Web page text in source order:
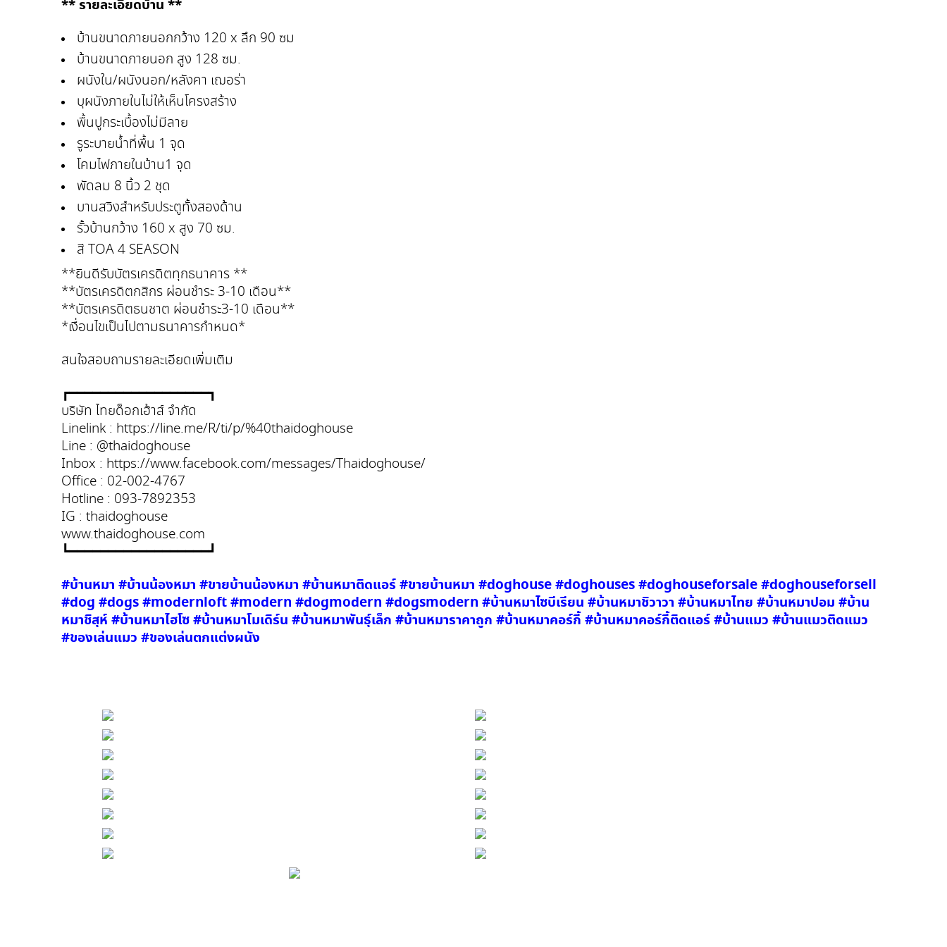
** รายละเอียดบ้าน **
บ้านขนาดภายนอกกว้าง 120 x ลึก 90 ซม
บ้านขนาดภายนอก สูง 128 ซม.
ผนังใน/ผนังนอก/หลังคา เฌอร่า
บุผนังภายในไม่ให้เห็นโครงสร้าง
พื้นปูกระเบื้องไม่มีลาย
รูระบายน้ำที่พื้น 1 จุด
โคมไฟภายในบ้าน1 จุด
พัดลม 8 นิ้ว 2 ชุด
บานสวิงสำหรับประตูทั้งสองด้าน
รั้วบ้านกว้าง 160 x สูง 70 ซม.
สี TOA 4 SEASON
**ยินดีรับบัตรเครดิตทุกธนาคาร **
**บัตรเครดิตกสิกร ผ่อนชำระ 3-10 เดือน**
**บัตรเครดิตธนชาต ผ่อนชำระ3-10 เดือน**
*เงื่อนไขเป็นไปตามธนาคารกำหนด*
สนใจสอบถามรายละเอียดเพิ่มเติม
┏━━━━━━━━━━━━━━━━━━┓
บริษัท ไทยด็อกเฮ้าส์ จำกัด
Linelink : https://line.me/R/ti/p/%40thaidoghouse
Line : @thaidoghouse
Inbox : https://www.facebook.com/messages/Thaidoghouse/
Office : 02-002-4767
Hotline : 093-7892353
IG : thaidoghouse
www.thaidoghouse.com
┗━━━━━━━━━━━━━━━━━━┛
#บ้านหมา #บ้านน้องหมา #ขายบ้านน้องหมา #บ้านหมาติดแอร์ #ขายบ้านหมา #doghouse #doghouses #doghouseforsale #doghouseforsell
#dog #dogs #modernloft #modern #dogmodern #dogsmodern #บ้านหมาไซบีเรียน #บ้านหมาชิวาวา #บ้านหมาไทย #บ้านหมาปอม #บ้าน
หมาชิสุห์ #บ้านหมาไฮโซ #บ้านหมาโมเดิร์น #บ้านหมาพันธุ์เล็ก #บ้านหมาราคาถูก #บ้านหมาคอร์กี้ #บ้านหมาคอร์กี้ติดแอร์ #บ้านแมว #บ้านแมวติดแมว
#ของเล่นแมว #ของเล่นตกแต่งผนัง